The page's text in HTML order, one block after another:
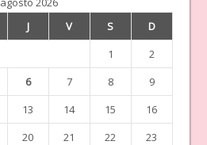
J V S
D
1
2
6 7 8
9
13 14 15
16
20 21 22
23